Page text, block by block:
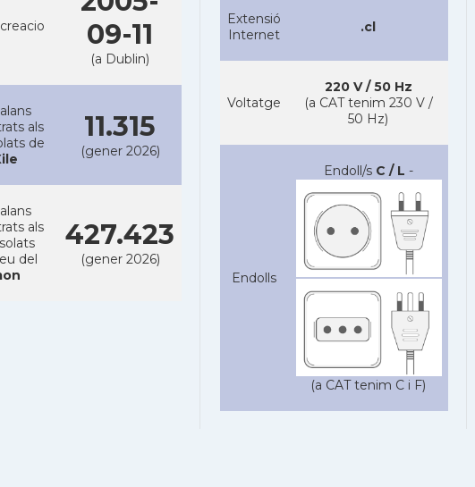
09-11
(a Dublin)
als
de
11.315
(gener 2026)
als
del
427.423
(gener 2026)
Extensió
Internet
.cl
Voltatge
220 V / 50 Hz
(a CAT tenim 230 V /
50 Hz)
Endolls
Endoll/s C / L -
(a CAT tenim C i F)